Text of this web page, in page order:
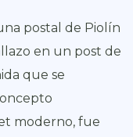
postal de Piolín
en un post de
que se
moderno, fue